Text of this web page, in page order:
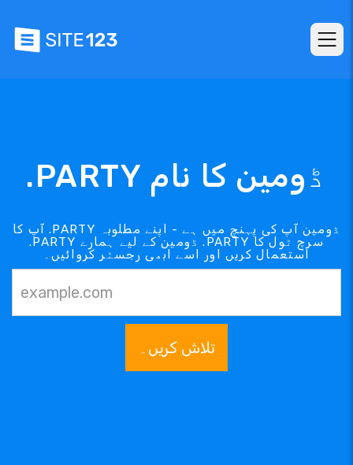
.PARTY ڈومین کا نام
آپ کا .PARTY ڈومین آپ کی پہنچ میں ہے - اپنے مطلوبہ
.PARTY ڈومین کے لیے ہمارے .PARTY سرچ ٹول کا
استعمال کریں اور اسے ابھی رجسٹر کروائیں۔
تلاش کریں۔